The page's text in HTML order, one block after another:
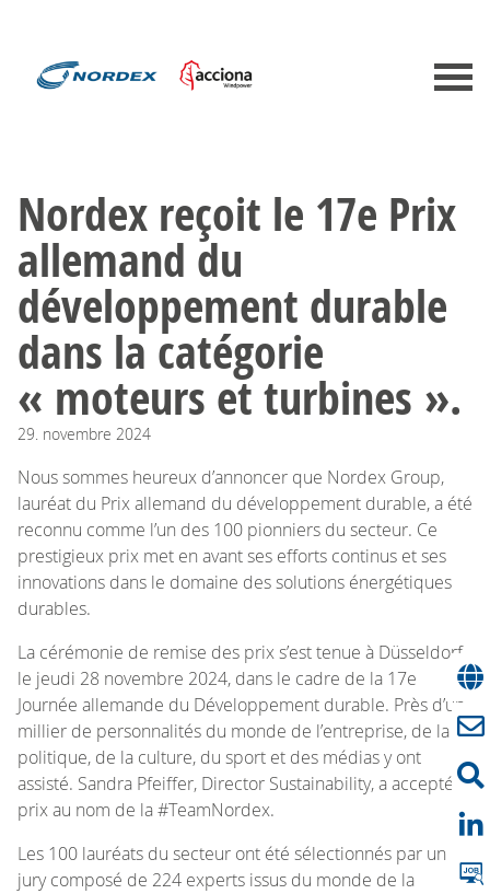
Nordex reçoit le 17e Prix
allemand du
développement durable
dans la catégorie
« moteurs et turbines ».
29. novembre 2024
Nous sommes heureux d’annoncer que Nordex Group,
lauréat du Prix allemand du développement durable, a été
reconnu comme l’un des 100 pionniers du secteur. Ce
prestigieux prix met en avant ses efforts continus et ses
innovations dans le domaine des solutions énergétiques
durables.
La cérémonie de remise des prix s’est tenue à Düsseldorf
le jeudi 28 novembre 2024, dans le cadre de la 17e
Journée allemande du Développement durable. Près d’un
millier de personnalités du monde de l’entreprise, de la
politique, de la culture, du sport et des médias y ont
assisté. Sandra Pfeiffer, Director Sustainability, a accepté le
prix au nom de la #TeamNordex.
Les 100 lauréats du secteur ont été sélectionnés par un
jury composé de 224 experts issus du monde de la